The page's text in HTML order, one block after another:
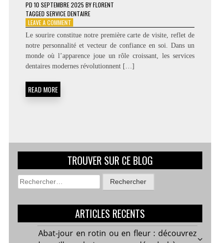
PD 10 SEPTEMBRE 2025 BYFLORENT
TAGGED SERVICE DENTAIRE
LEAVE A COMMENTON
DÉCOUVREZ
UN
SERVICE
DENTAIRE
QUI
Le sourire constitue notre première carte de visite, reflet de
notre personnalité et vecteur de confiance en soi. Dans un
monde où l’apparence joue un rôle croissant, les services
dentaires modernes révolutionnent […]
READ MORE
TROUVER SUR CE BLOG
Rechercher :
ARTICLES RECENTS
Abat-jour en rotin ou en fleur : découvrez